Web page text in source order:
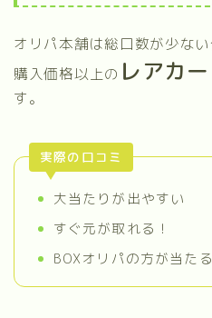
オリパ本舗は総口数が少な
購入価格以上の レアカ
す。
実際の口コミ
大当たりが出やすい
すぐ元が取れる！
BOXオリパの方が当た